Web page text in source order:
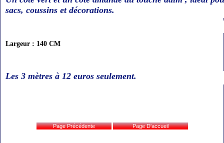
sacs, coussins et décorations.
Largeur : 140 CM
Les 3 mètres à 12 euros seulement.